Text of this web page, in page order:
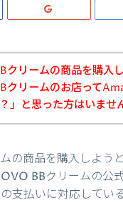
リームの商品を購入し
リームのお店って
」と思った方はいませ
の商品を購入しよう
BBクリームの公
支払いに対応してい